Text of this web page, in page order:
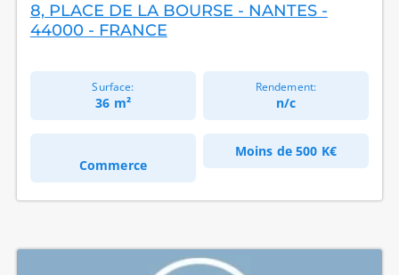
8, PLACE DE LA BOURSE - NANTES -
44000 - FRANCE
Surface:
36 m²
Rendement:
n/c
Commerce
Moins de500 K€